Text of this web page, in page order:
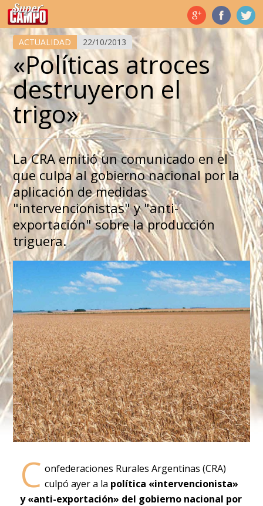
Temas de hoy
ACTUALIDAD 22/10/2013
«Políticas atroces
destruyeron el
trigo»
La CRA emitió un comunicado en el
que culpa al gobierno nacional por la
aplicación de medidas
"intervencionistas" y "anti-
exportación" sobre la producción
triguera.
C onfederaciones Rurales Argentinas (CRA)
culpó ayer a la política «intervencionista»
y «anti-exportación» del gobierno nacional por